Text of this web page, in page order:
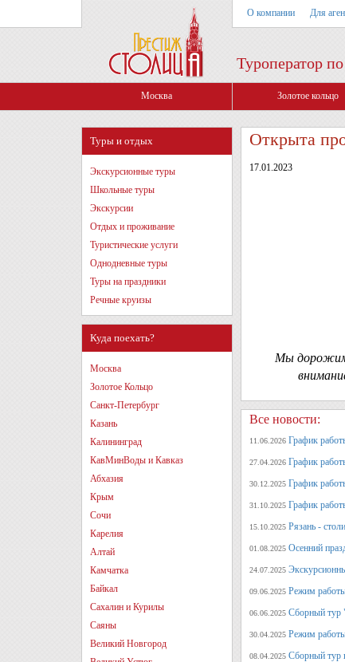
О компании Для
Туроператор
Москва Золотое кольцо
Туры и отдых
Экскурсионные туры
Школьные туры
Экскурсии
Отдых и проживание
Туристические услуги
Однодневные туры
Туры на праздники
Речные круизы
Куда поехать?
Москва
Золотое Кольцо
Санкт-Петербург
Казань
Калининград
КавМинВоды и Кавказ
Абхазия
Крым
Сочи
Карелия
Алтай
Камчатка
Байкал
Сахалин и Курилы
Саяны
Великий Новгород
Открыта
17.01.2023
Мы дорожим
Все новости:
11.06.2026 График
27.04.2026 График
30.12.2025 График
31.10.2025 График
15.10.2025 Рязань -
01.08.2025 Осенний
24.07.2025
09.06.2025 Режим
06.06.2025 Сборный тур
30.04.2025 Режим
08.04.2025 Сборный тур